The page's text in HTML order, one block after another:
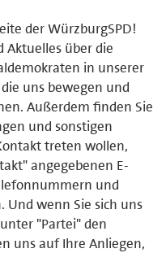
der WürzburgSPD!
Aktuelles über die
in unserer
uns bewegen und
Außerdem finden Sie
und sonstigen
treten wollen,
angegebenen E-
und
Und wenn Sie sich uns
"Partei" den
uns auf Ihre Anliegen,